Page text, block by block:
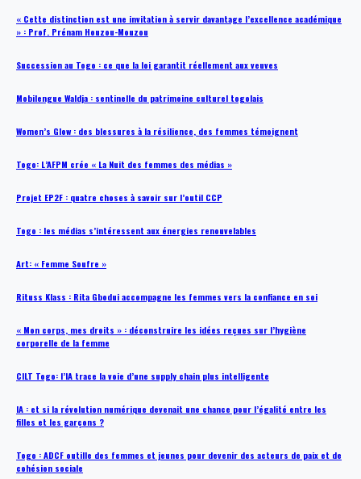
« Cette distinction est une invitation à servir davantage l’excellence académique
» : Prof. Prénam Houzou-Mouzou
Succession au Togo : ce que la loi garantit réellement aux veuves
Mobilengue Waldja : sentinelle du patrimoine culturel togolais
Women’s Glow : des blessures à la résilience, des femmes témoignent
Togo: L’AFPM crée « La Nuit des femmes des médias »
Projet EP2F : quatre choses à savoir sur l’outil CCP
Togo : les médias s’intéressent aux énergies renouvelables
Art: « Femme Soufre »
Rituss Klass : Rita Gbodui accompagne les femmes vers la confiance en soi
« Mon corps, mes droits » : déconstruire les idées reçues sur l’hygiène
corporelle de la femme
CILT Togo: l’IA trace la voie d’une supply chain plus intelligente
IA : et si la révolution numérique devenait une chance pour l’égalité entre les
filles et les garçons ?
Togo : ADCF outille des femmes et jeunes pour devenir des acteurs de paix et de
cohésion sociale